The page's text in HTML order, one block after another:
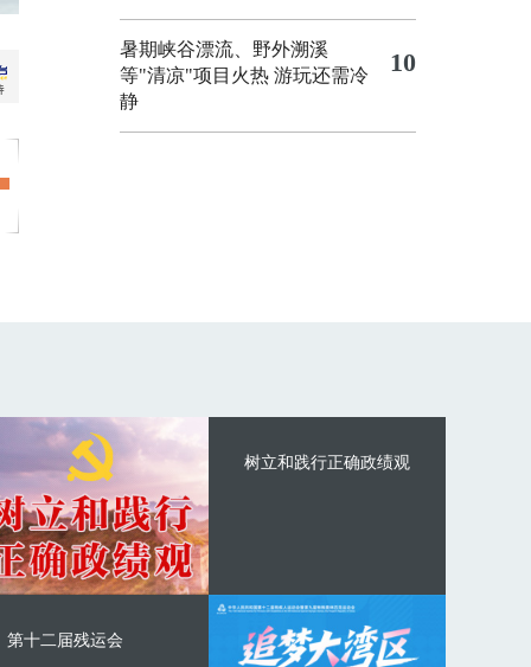
暑期峡谷漂流、野外溯溪
等"清凉"项目火热 游玩还需冷
静
10
树立和践行正确政绩观
第十二届残运会